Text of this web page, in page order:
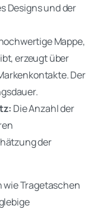
Designs und der
Mappe,
erzeugt über
Der
Die Anzahl der
der
wie Tragetaschen